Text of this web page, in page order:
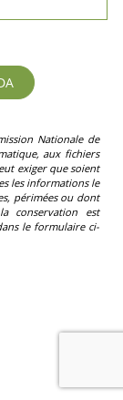
Nationale de
aux fichiers
exiger que soient
les informations le
périmées ou dont
conservation est
le formulaire ci-